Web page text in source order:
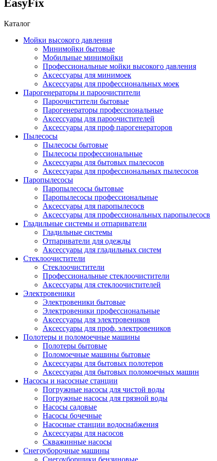
EasyFix
Каталог
Мойки высокого давления
Минимойки бытовые
Мобильные минимойки
Профессиональные мойки высокого давления
Аксессуары для минимоек
Аксессуары для профессиональных моек
Парогенераторы и пароочистители
Пароочистители бытовые
Парогенераторы профессиональные
Аксессуары для пароочистителей
Аксессуары для проф парогенераторов
Пылесосы
Пылесосы бытовые
Пылесосы профессиональные
Аксессуары для бытовых пылесосов
Аксессуары для профессиональных пылесосов
Паропылесосы
Паропылесосы бытовые
Паропылесосы профессиональные
Аксессуары для паропылесосв
Аксессуары для профессиональных паропылесосв
Гладильные системы и отпариватели
Гладильные системы
Отпариватели для одежды
Аксессуары для гладильных систем
Стеклоочистители
Стеклоочистители
Профессиональные стеклоочистители
Аксессуары для стеклоочистителей
Электровеники
Электровеники бытовые
Электровеники профессиональные
Аксессуары для электровеников
Аксессуары для проф. электровеников
Полотеры и поломоечные машины
Полотеры бытовые
Поломоечные машины бытовые
Аксессуары для бытовых полотеров
Аксессуары для бытовых поломоечных машин
Насосы и насосные станции
Погружные насосы для чистой воды
Погружные насосы для грязной воды
Насосы садовые
Насосы бочечные
Насосные станции водоснабжения
Аксессуары для насосов
Скважинные насосы
Снегоуборочные машины
Снегоуборщики бензиновые